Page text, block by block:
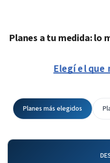
Planes a tu medida: lo
Elegí el que
Planes más elegidos